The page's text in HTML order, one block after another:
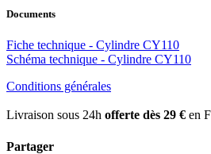
Documents
Fiche technique - Cylindre CY110
Schéma technique - Cylindre CY110
Conditions générales
Livraison sous 24h offerte dès 29 € en
Partager